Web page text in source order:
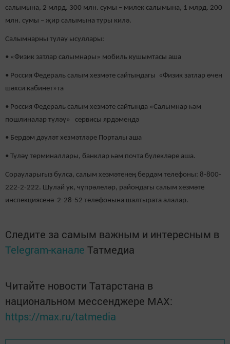
салымына, 2 млрд. 300 млн. сумы – милек салымына, 1 млрд. 200
млн. сумы – җир салымына туры килә.
Салымнарны түләү ысуллары:
• «Физик затлар салымнары» мобиль кушымтасы аша
• Россия Федераль салым хезмәте сайтындагы «Физик затлар өчен
шәхси кабинет»та
• Россия Федераль салым хезмәте сайтында «Салымнар һәм
пошлиналар түләү» сервисы ярдәмендә
• Бердәм дәүләт хезмәтләре Порталы аша
• Түләү терминаллары, банклар һәм почта бүлекләре аша.
Сорауларыгыз булса, салым хезмәтенең бердәм телефоны: 8-800-
222-2-222. Шулай ук, чүпрәлеләр, райондагы салым хезмәте
инспекциясенә 2-28-52 телефонына шалтырата алалар.
Следите за самым важным и интересным в
Telegram-канале Татмедиа
Читайте новости Татарстана в
национальном мессенджере MАХ:
https://max.ru/tatmedia